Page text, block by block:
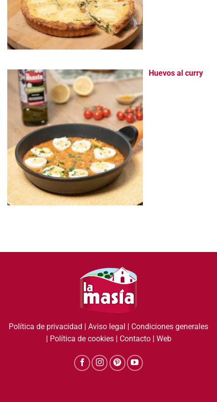
Huevos al curry
Política de privacidad Aviso legal
Condiciones generales
Política de cookies| Contacto| Web